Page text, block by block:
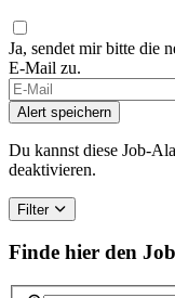
Ja, sendet mir bitte die
E-Mail zu.
Alert speichern
Du kannst diese Job-
deaktivieren.
Filter
Finde hier den